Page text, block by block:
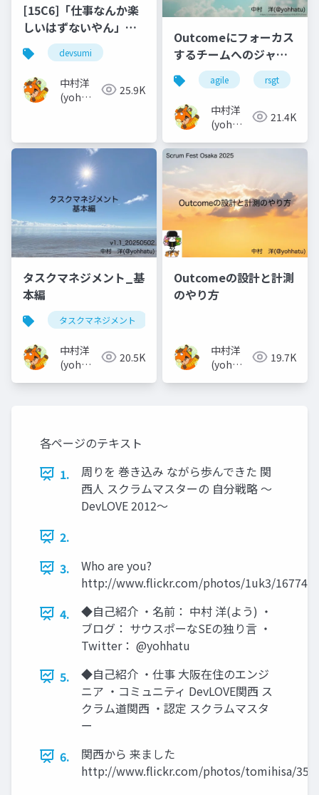
[15C6]「仕事なんか楽
しいはずないやん」に
反発し「ええと思うな
ら、やったらよろしい
やん」を胸に歩んでき
た話_2
devsumi
中村洋
(yoh
25.9K
Outcomeにフォーカス
するチームへのジャー
ニー
agile rsgt
中村洋
(yoh
21.4K
タスクマネジメント_基
本編
タスクマネジメント
中村洋
(yoh
20.5K
Outcomeの設計と計測
のやり方
中村洋
(yoh
19.7K
各ページのテキスト
1.
周りを 巻き込み ながら歩んできた 関
西人 スクラムマスターの 自分戦略 ～
DevLOVE 2012～
2.
3.
Who are you?
http://www.flickr.com/photos/1uk3/
4.
◆自己紹介 ・名前： 中村 洋(よう) ・
ブログ： サウスポーなSEの独り言 ・
Twitter： @yohhatu
5.
◆自己紹介 ・仕事 大阪在住のエンジ
ニア ・コミュニティ DevLOVE関西 ス
クラム道関西 ・認定 スクラムマスタ
ー
6.
関西から 来ました
http://www.flickr.com/photos/tomihisa/